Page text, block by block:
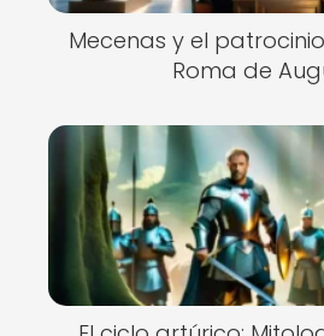
Mecenas y el
Roma de